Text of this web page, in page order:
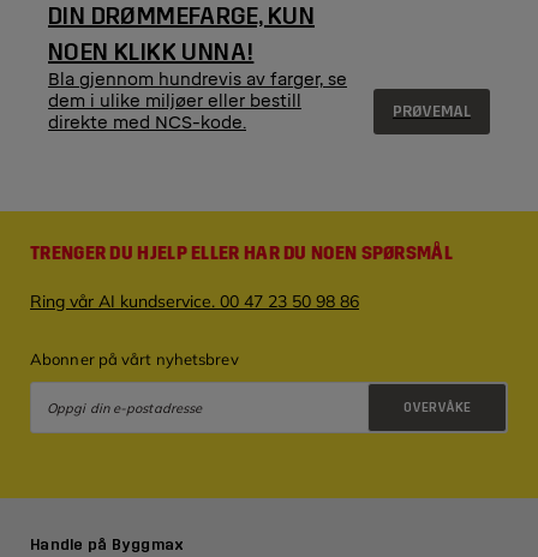
DIN DRØMMEFARGE, KUN
NOEN KLIKK UNNA!
Bla gjennom hundrevis av farger, se
dem i ulike miljøer eller bestill
direkte med NCS-kode.
PRØVEMAL
TRENGER DU HJELP ELLER HAR DU NOEN SPØRSMÅL
Ring vår AI kundservice. 00 47 23 50 98 86
Abonner på vårt nyhetsbrev
OVERVÅKE
Handle på Byggmax